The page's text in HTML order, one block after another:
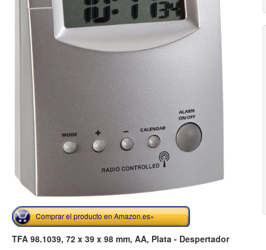
Comprar el producto en Amazon.es»
TFA 98.1039, 72 x 39 x 98 mm, AA, Plata - Despertador